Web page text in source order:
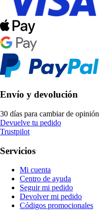
Envío y devolución
30 días para cambiar de opinión
Devuelve tu pedido
Trustpilot
Servicios
Mi cuenta
Centro de ayuda
Seguir mi pedido
Devolver mi pedido
Códigos promocionales